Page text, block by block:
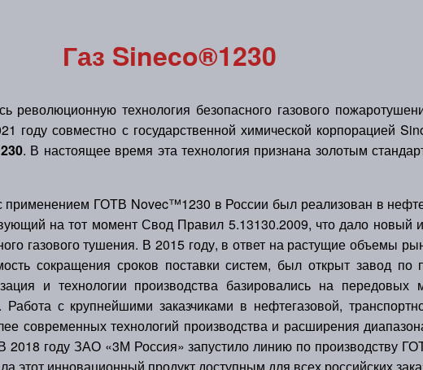
Газ Sineco®1230
технология безопасного газового
совместно с государственной химической корпорацией
. В настоящее время эта технология признана золотым
ГОТВ Novec™1230 в России был реализован в
на тот момент Свод Правил 5.13130.2009, что дало новый
газового тушения. В 2015 году, в ответ на растущие объемы
сокращения сроков поставки систем, был открыт завод по
и технологии производства базировались на передовых
с крупнейшими заказчиками в нефтегазовой,
современных технологий производства и расширения
2018 году ЗАО «3М Россия» запустило линию по производству